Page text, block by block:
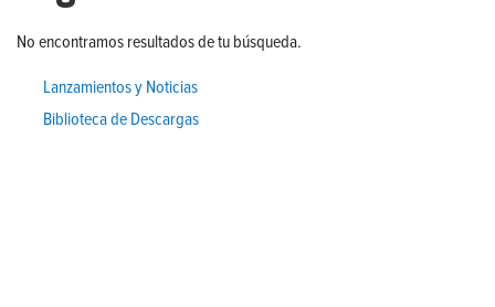
No encontramos resultados de tu búsqueda.
Lanzamientos y Noticias
Biblioteca de Descargas